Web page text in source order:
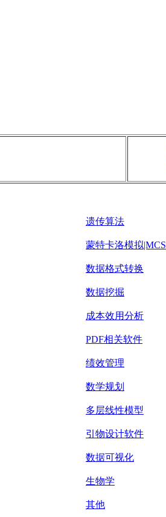
遗传算法
蒙特卡洛模拟|MCS
数据格式转换
数据挖掘
成本效用分析
PDF相关软件
绩效管理
数学规划
多层线性模型
引物设计软件
数据可视化
生物学
其他